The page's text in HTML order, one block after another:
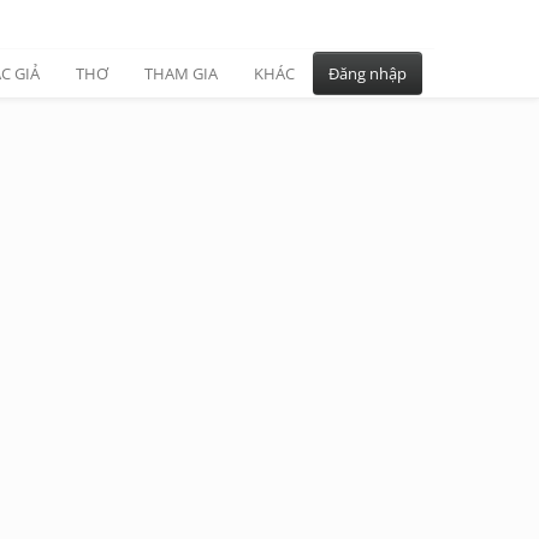
GIẢ THƠ THAM GIA KHÁC Đăng nhập